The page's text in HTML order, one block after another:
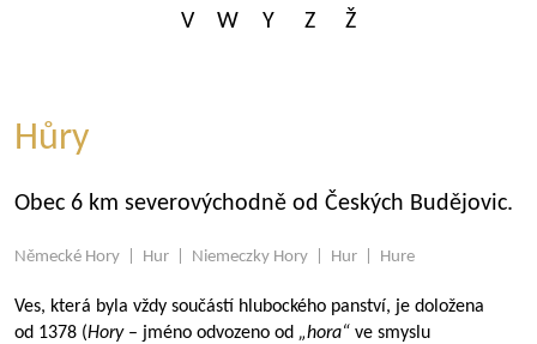
V
W Y Z Ž
Hůry
Obec 6 km severovýchodně od Českých Budějovic.
Německé Hory | Hur | Niemeczky Hory | Hur | Hure
Ves, která byla vždy součástí hlubockého panství, je doložena
od 1378 (Hory – jméno odvozeno od „hora“ ve smyslu